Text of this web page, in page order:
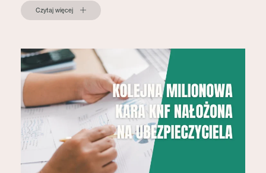
Czytaj więcej